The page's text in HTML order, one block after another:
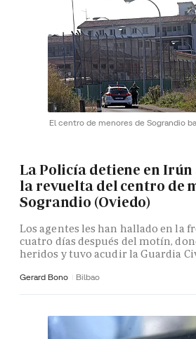
El centro de menores de Sograndio
La Policía detiene en Irún
la revuelta del centro de
Sograndio (Oviedo)
Los agentes les han hallado en la
cuatro días después del motín,
heridos y tuvo acudir la Guardia
Gerard Bono Bilbao